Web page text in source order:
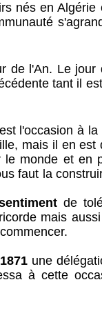
nés en
de l'An. Le
tant il
l'occasion à
mais il en est
monde et en
faut la
de
mais
une
à cette